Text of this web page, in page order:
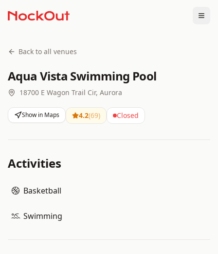
Back to all venues
Aqua Vista Swimming Pool
18700 E Wagon Trail Cir, Aurora
Show in Maps 4.2(69) Closed
Activities
Basketball
Swimming